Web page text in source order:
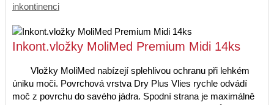
inkontinenci
Inkont.vložky MoliMed Premium Midi 14ks
Vložky MoliMed nabízejí splehlivou ochranu při lehkém
úniku moči. Povrchová vrstva Dry Plus Vlies rychle odvádí
moč z povrchu do savého jádra. Spodní strana je maximálně